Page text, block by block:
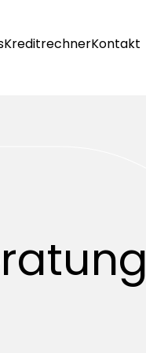
KreditrechnerKontakt